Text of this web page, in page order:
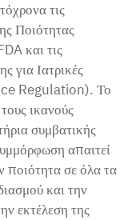
τις
Ποιότητας
και τις
για Ιατρικές
Regulation). Το
ικανούς
συμβατικής
απαιτεί
ποιότητα σε όλα τα
και την
εκτέλεση της